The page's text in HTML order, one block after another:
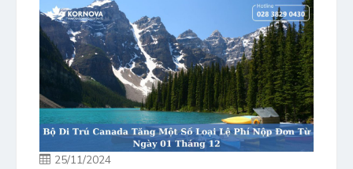
25/11/2024